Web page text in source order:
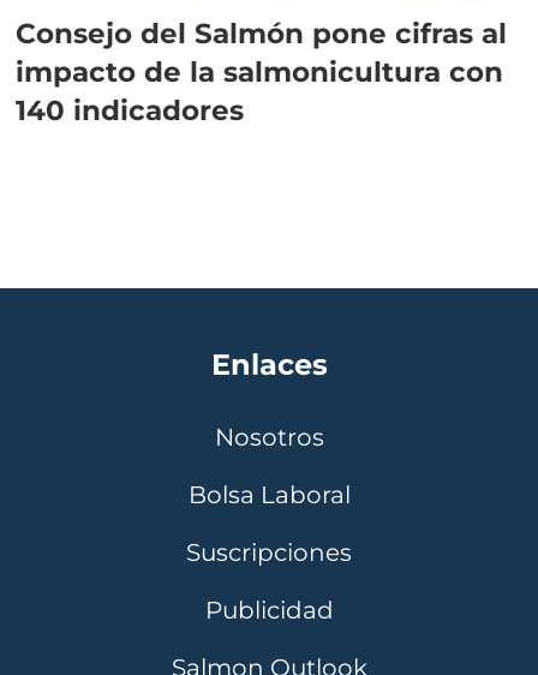
Consejo del Salmón pone cifras al
impacto de la salmonicultura con
140 indicadores
Enlaces
Nosotros
Bolsa Laboral
Suscripciones
Publicidad
Salmon Outlook